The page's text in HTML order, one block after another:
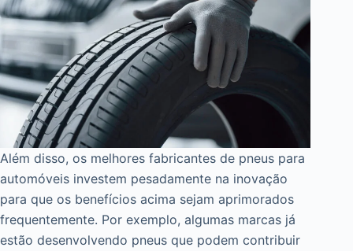
Além disso, os melhores fabricantes de pneus para
automóveis investem pesadamente na inovação
para que os benefícios acima sejam aprimorados
frequentemente. Por exemplo, algumas marcas já
estão desenvolvendo pneus que podem contribuir